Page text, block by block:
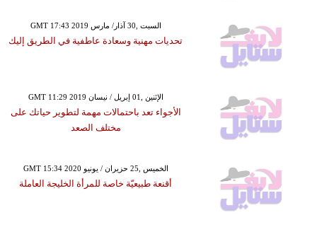
GMT 17:43 2019 السبت ,30 آذار/ مارس
تحديات مهنية وسعادة عاطفية في الطريق إليك
GMT 11:29 2019 الإثنين ,01 إبريل / نيسان
الأجواء تعد باحتمالات مهمة لتطوير حياتك على
مختلف الصعد
GMT 15:34 2020 الخميس ,25 حزيران / يونيو
أقنعة طبيعيّة خاصة للمرأة الخليجة العاملة